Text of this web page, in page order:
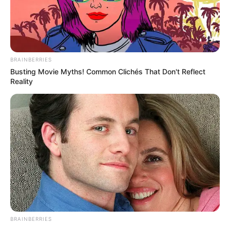
BRAINBERRIES
Busting Movie Myths! Common Clichés That Don't Reflect
Reality
BRAINBERRIES